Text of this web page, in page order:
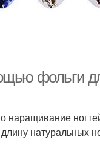
фольги
наращивание
натуральных